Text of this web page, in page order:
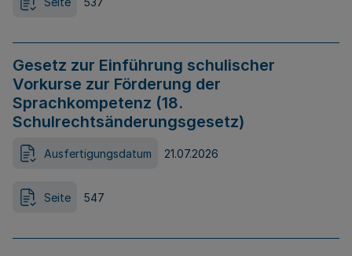
Gesetz zur Einführung schulischer
Vorkurse zur Förderung der
Sprachkompetenz (18.
Schulrechtsänderungsgesetz)
Ausfertigungsdatum 21.07.2026
Seite 547